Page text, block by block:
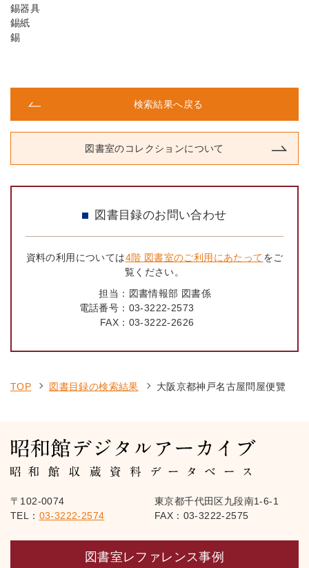
錫器具
錫紙
錫
検索結果へ戻る
図書室のコレクションについて
図書目録のお問い合わせ
資料の利用については4階 図書室のご利用にあたってをご
覧ください。
担当： 図書情報部 図書係
電話番号： 03-3222-2573
FAX： 03-3222-2626
TOP 図書目録の検索結果 大阪京都神戸名古屋問屋便覽
〒102-0074
東京都千代田区九段南1-6-1
TEL： 03-3222-2574 FAX：03-3222-2575
図書室レファレンス事例